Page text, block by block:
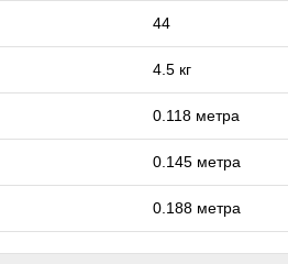
44
4.5 кг
0.118 метра
0.145 метра
0.188 метра